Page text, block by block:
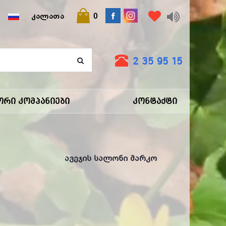
მარკოში!
ᲙᲐᲚᲐᲗᲐ 0
2 35 95 15
Კომპანიები Კონტაქტი
Ავეჯის Სალონი Მარკო